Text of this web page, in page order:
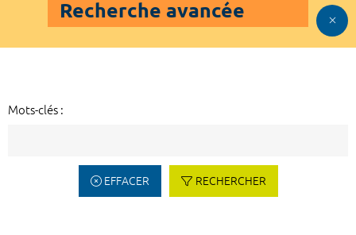
Recherche avancée
Mots-clés :
EFFACER RECHERCHER